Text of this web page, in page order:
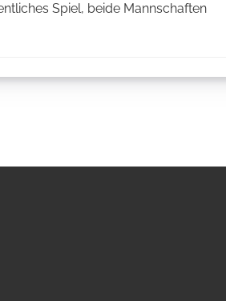
Spiel, beide Mannschaften